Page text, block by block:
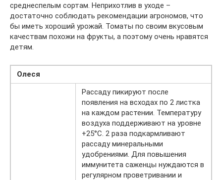
среднеспелым сортам. Неприхотлив в уходе –
достаточно соблюдать рекомендации агрономов, что
бы иметь хороший урожай. Томаты по своим вкусовым
качествам похожи на фрукты, а поэтому очень нравятся
детям.
Олеся
Рассаду пикируют после
появления на всходах по 2 листка
на каждом растении. Температуру
воздуха поддерживают на уровне
+25°С. 2 раза подкармливают
рассаду минеральными
удобрениями. Для повышения
иммунитета саженцы нуждаются в
регулярном проветривании и